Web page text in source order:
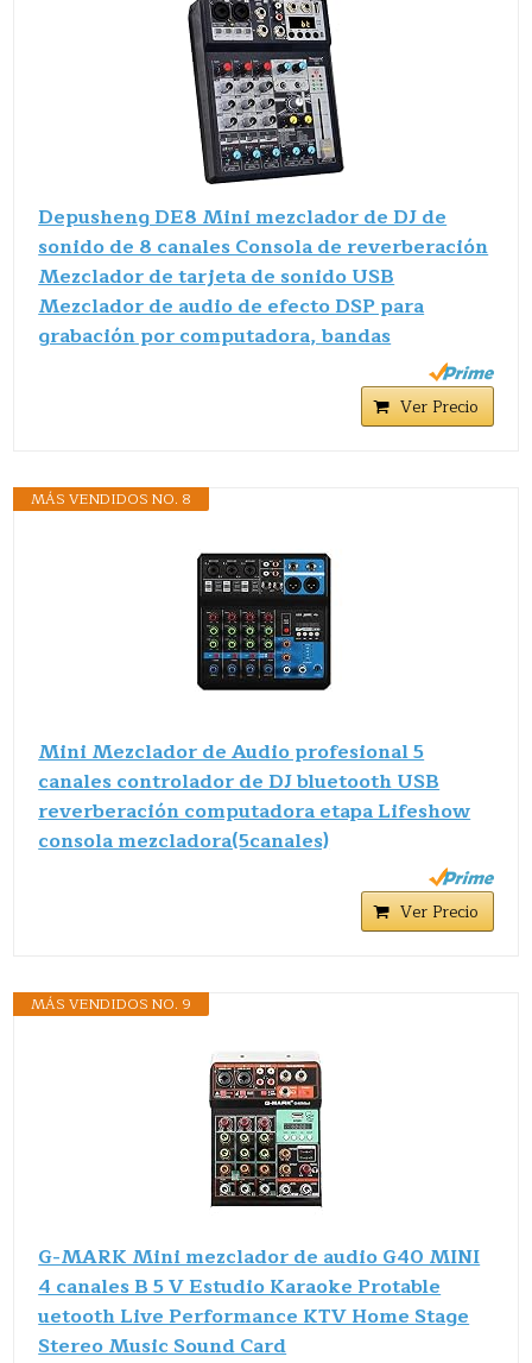
Depusheng DE8 Mini mezclador de DJ de
sonido de 8 canales Consola de reverberación
Mezclador de tarjeta de sonido USB
Mezclador de audio de efecto DSP para
grabación por computadora, bandas
Ver Precio
MÁS VENDIDOS NO. 8
Mini Mezclador de Audio profesional 5
canales controlador de DJ bluetooth USB
reverberación computadora etapa Lifeshow
consola mezcladora(5canales)
Ver Precio
MÁS VENDIDOS NO. 9
G-MARK Mini mezclador de audio G40 MINI
4 canales B 5 V Estudio Karaoke Protable
uetooth Live Performance KTV Home Stage
Stereo Music Sound Card